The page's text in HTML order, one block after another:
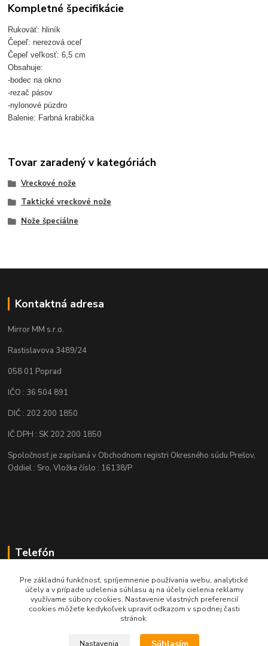
Kompletné špecifikácie
Rukoväť: hliník
Čepeľ: nerezová oceľ
Čepeľ veľkosť: 6,5 cm
Obsahuje:
-bodec na okno
-rezač pásov
-nylonové púzdro
Balenie: Farbná krabička
Tovar zaradený v kategóriách
Vreckové nože
Taktické vreckové nože
Nože špeciálne
Kontaktná adresa
Mirror MM s.r.o.
Rastislavova 3489/24
058 01 Poprad
IČO : 36 504 891
DIČ : 202 200 1850
IČ DPH : SK 202 200 1850
Spoločnosť je zapísaná v Obchodnom registri Okresného súdu Prešov,
Oddiel : Sro, Vložka číslo : 16138/P
Telefón
+421 905 622 625
obchod@nozeplus.sk
Pre základnú funkčnosť, spríjemnenie používania webu, analytické
účely a v prípade udelenia súhlasu aj na účely cielenia reklamy
využívame súbory cookies. Nastavenie vlastných preferencií
cookies môžete kedykoľvek upraviť odkazom v spodnej časti
stránok.
Nastavenia